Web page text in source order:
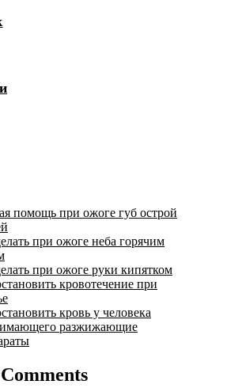
помощь при ожоге губ острой
при ожоге неба горячим
при ожоге руки кипятком
кровотечение при
кровь у человека
разжижающие